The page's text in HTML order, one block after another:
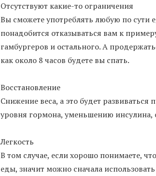
Отсутствуют какие-то ограничения
Вы сможете употреблять любую по сути
понадобится отказываться вам к
гамбургеров и остального. А
как около 8 часов будете вы спать.
Восстановление
Снижение веса, а это будет
уровня гормона, уменьшению
Легкость
В том случае, если хорошо понимаете,
еды, значит можно сначала